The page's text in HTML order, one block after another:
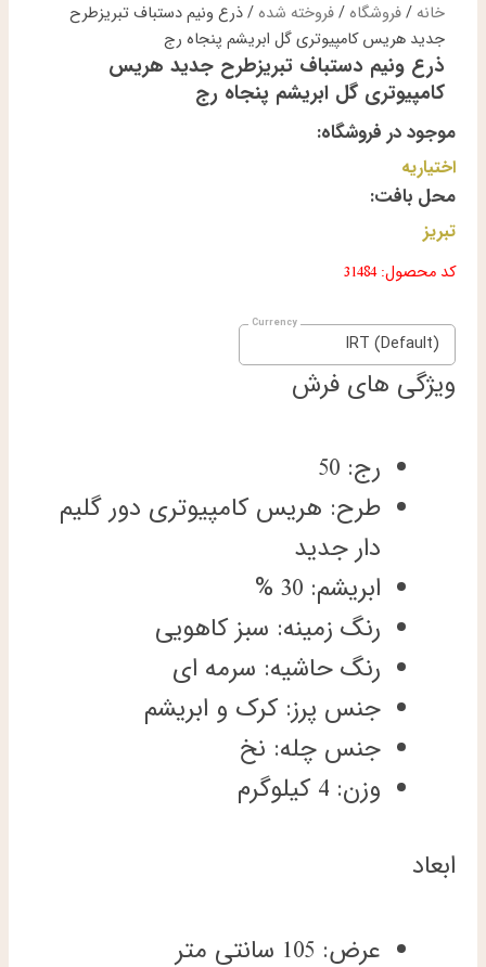
خانه /فروشگاه/فروخته شده/ ذرع ونیم دستباف تبریزطرح
جدید هریس کامپیوتری گل ابریشم پنجاه رج
ذرع ونیم دستباف تبریزطرح جدید هریس
کامپیوتری گل ابریشم پنجاه رج
موجود در فروشگاه:
اختیاریه
محل بافت:
تبریز
کد محصول: 31484
IRT (Default)
ویژگی های فرش
رج: 50
طرح: هریس کامپیوتری دور گلیم
دار جدید
ابریشم: 30 %
رنگ زمینه: سبز کاهویی
رنگ حاشیه: سرمه ای
جنس پرز: کرک و ابریشم
جنس چله: نخ
وزن: 4 کیلوگرم
ابعاد
عرض: 105 سانتی متر